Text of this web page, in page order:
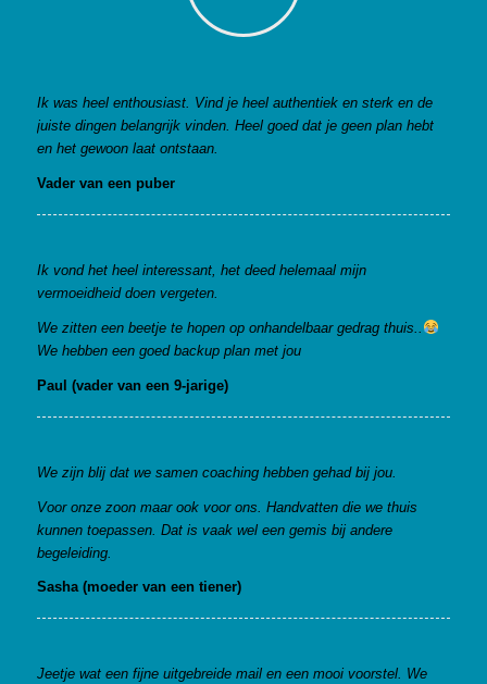
Ik was heel enthousiast. Vind je heel authentiek en sterk en de
juiste dingen belangrijk vinden. Heel goed dat je geen plan hebt
en het gewoon laat ontstaan.
Vader van een puber
Ik vond het heel interessant, het deed helemaal mijn
vermoeidheid doen vergeten.
We zitten een beetje te hopen op onhandelbaar gedrag thuis..
We hebben een goed backup plan met jou
Paul (vader van een 9-jarige)
We zijn blij dat we samen coaching hebben gehad bij jou.
Voor onze zoon maar ook voor ons. Handvatten die we thuis
kunnen toepassen. Dat is vaak wel een gemis bij andere
begeleiding.
Sasha (moeder van een tiener)
Jeetje wat een fijne uitgebreide mail en een mooi voorstel. We